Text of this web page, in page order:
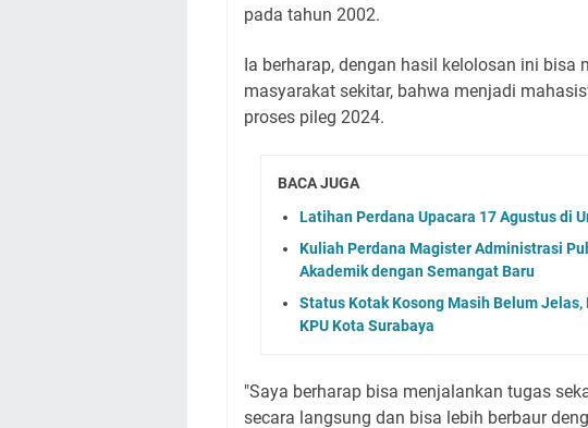
pada tahun 2002.
Ia berharap, dengan hasil kelolosan ini bisa
masyarakat sekitar, bahwa menjadi
proses pileg 2024.
BACA JUGA
‎Latihan Perdana Upacara 17 Agustus di
Kuliah Perdana Magister Administrasi
Akademik dengan Semangat Baru
Status Kotak Kosong Masih Belum
KPU Kota Surabaya
"Saya berharap bisa menjalankan tugas
secara langsung dan bisa lebih berbaur